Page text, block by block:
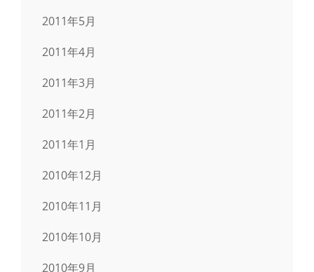
2011年5月
2011年4月
2011年3月
2011年2月
2011年1月
2010年12月
2010年11月
2010年10月
2010年9月